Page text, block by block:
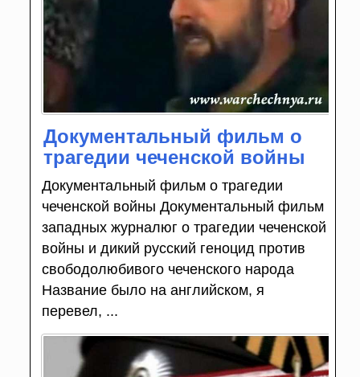
Документальный фильм о
трагедии чеченской войны
Документальный фильм о трагедии
чеченской войны Документальный фильм
западных журналюг о трагедии чеченской
войны и дикий русский геноцид против
свободолюбивого чеченского народа
Название было на английском, я
перевел, ...